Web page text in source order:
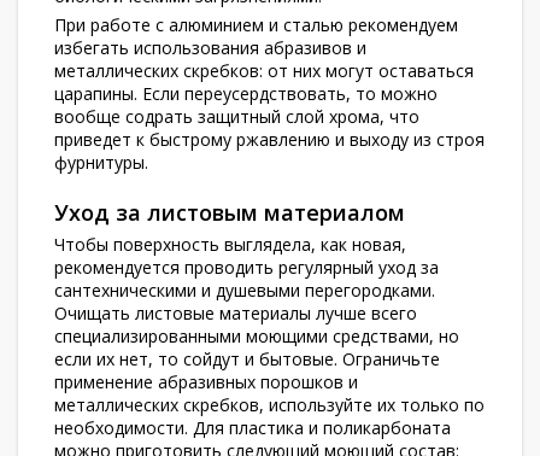
При работе с алюминием и сталью рекомендуем
избегать использования абразивов и
металлических скребков: от них могут оставаться
царапины. Если переусердствовать, то можно
вообще содрать защитный слой хрома, что
приведет к быстрому ржавлению и выходу из строя
фурнитуры.
Уход за листовым материалом
Чтобы поверхность выглядела, как новая,
рекомендуется проводить регулярный уход за
сантехническими и душевыми перегородками.
Очищать листовые материалы лучше всего
специализированными моющими средствами, но
если их нет, то сойдут и бытовые. Ограничьте
применение абразивных порошков и
металлических скребков, используйте их только по
необходимости. Для пластика и поликарбоната
можно приготовить следующий моющий состав: